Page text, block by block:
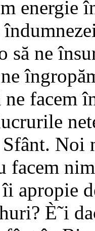
energie
să ne
ne facem
Noi
facem
apropie
È˜i